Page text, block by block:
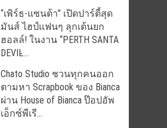
“เพิร์ธ-แซนต้า” เปิดปาร์ตี้สุด
มันส์ ไฮป์แฟนๆ ลุกเต้นยก
ฮอลล์! ในงาน “PERTH SANTA
DEVIL̵...
Chato Studio ชวนทุกคนออก
ตามหา Scrapbook ของ Bianca
ผ่าน House of Bianca ป๊อปอัพ
เอ็กซ์พีเรี...